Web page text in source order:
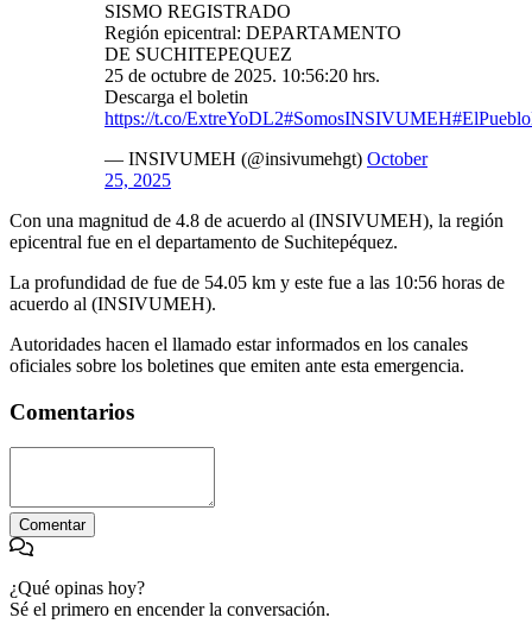
SISMO REGISTRADO
Región epicentral: DEPARTAMENTO
DE SUCHITEPEQUEZ
25 de octubre de 2025. 10:56:20 hrs.
Descarga el boletin
https://t.co/ExtreYoDL2#SomosINSIVUMEH
— INSIVUMEH (@insivumehgt) October
25, 2025
Con una magnitud de 4.8 de acuerdo al (INSIVUMEH), la región
epicentral fue en el departamento de Suchitepéquez.
La profundidad de fue de 54.05 km y este fue a las 10:56 horas de
acuerdo al (INSIVUMEH).
Autoridades hacen el llamado estar informados en los canales
oficiales sobre los boletines que emiten ante esta emergencia.
Comentarios
Comentar
¿Qué opinas hoy?
Sé el primero en encender la conversación.